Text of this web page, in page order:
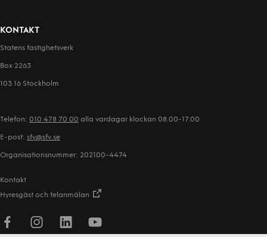
KONTAKT
Statens fastighetsverk
Box 2263
103 16 Stockholm
Telefon: 010 478 70 00 alla vardagar klockan 08.00-17.00
E-post: sfv@sfv.se
Organisationsnummer: 202100-4474
Kontakt
Hyresgäst och felanmälan